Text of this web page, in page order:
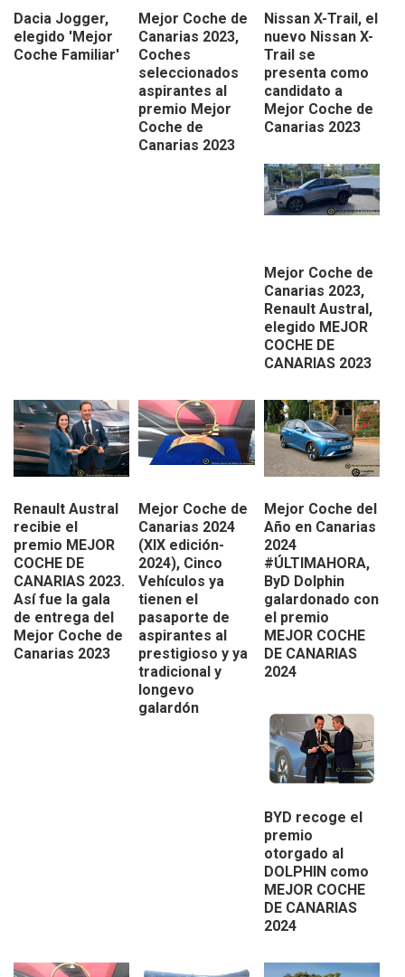
Dacia Jogger,
elegido 'Mejor
Coche Familiar'
Mejor Coche de
Canarias 2023,
Coches
seleccionados
aspirantes al
premio Mejor
Coche de
Canarias 2023
Nissan X-Trail, el
nuevo Nissan X-
Trail se
presenta como
candidato a
Mejor Coche de
Canarias 2023
Mejor Coche de
Canarias 2023,
Renault Austral,
elegido MEJOR
COCHE DE
CANARIAS 2023
Renault Austral
recibie el
premio MEJOR
COCHE DE
CANARIAS 2023.
Así fue la gala
de entrega del
Mejor Coche de
Canarias 2023
Mejor Coche de
Canarias 2024
(XIX edición-
2024), Cinco
Vehículos ya
tienen el
pasaporte de
aspirantes al
prestigioso y ya
tradicional y
longevo
galardón
Mejor Coche del
Año en Canarias
2024
#ÚLTIMAHORA,
ByD Dolphin
galardonado con
el premio
MEJOR COCHE
DE CANARIAS
2024
BYD recoge el
premio
otorgado al
DOLPHIN como
MEJOR COCHE
DE CANARIAS
2024